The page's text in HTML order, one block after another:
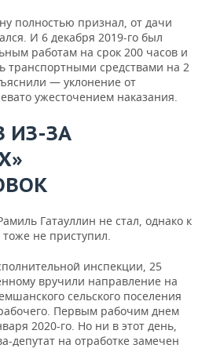
полностью признал, от дачи
И 6 декабря 2019-го был
работам на срок 200 часов и
транспортными средствами на 2
— уклонение от
ужесточением наказания.
ИЗ-ЗА
Гатауллин не стал, однако к
не приступил.
инспекции, 25
вручили направление на
сельского поселения
Первым рабочим днем
2020-го. Но ни в этот день,
депутат на отработке замечен